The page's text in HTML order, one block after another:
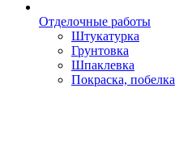
Отделочные работы
Штукатурка
Грунтовка
Шпаклевка
Покраска, побелка